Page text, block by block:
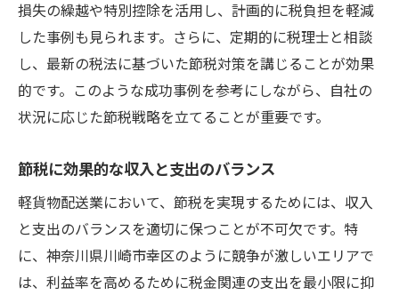
損失の繰越や特別控除を活用し、計画的に税負担を軽減
した事例も見られます。さらに、定期的に税理士と相談
し、最新の税法に基づいた節税対策を講じることが効果
的です。このような成功事例を参考にしながら、自社の
状況に応じた節税戦略を立てることが重要です。
節税に効果的な収入と支出のバランス
軽貨物配送業において、節税を実現するためには、収入
と支出のバランスを適切に保つことが不可欠です。特
に、神奈川県川崎市幸区のように競争が激しいエリアで
は、利益率を高めるために税金関連の支出を最小限に抑